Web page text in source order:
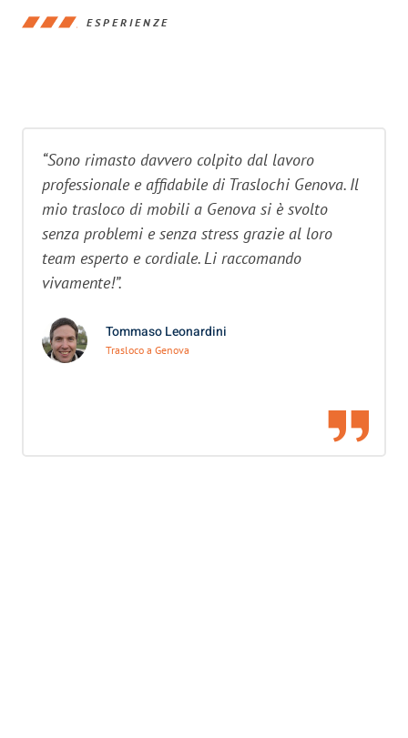
ESPERIENZE
“Sono rimasto davvero colpito dal lavoro
professionale e affidabile di Traslochi Genova. Il
mio trasloco di mobili a Genova si è svolto
senza problemi e senza stress grazie al loro
team esperto e cordiale. Li raccomando
vivamente!”.
Tommaso Leonardini
Trasloco a Genova